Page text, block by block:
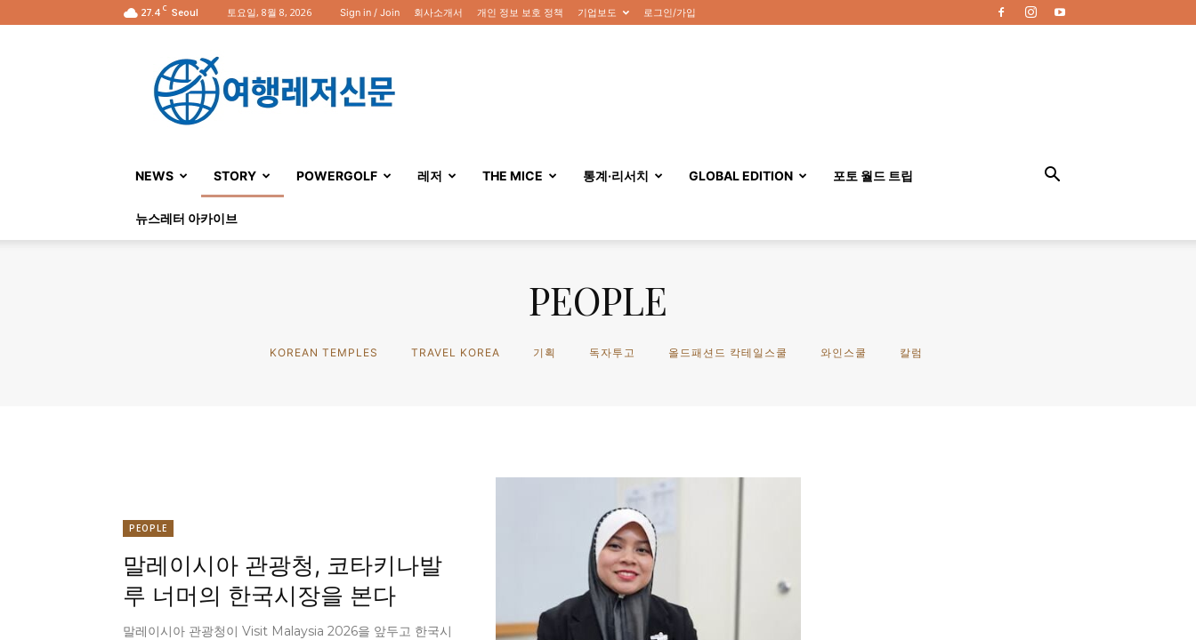
27.4 C Seoul 토요일, 8월 8, 2026 Sign in / Join 회사소개서 개인 정보 보호 정책 기업보도 로그인/가입
행
레
NEWS
STORY POWERGOLF 레저 THE MICE 통계·리서치 GLOBAL EDITION 포토 월드 트립
뉴스레터 아카이브
PEOPLE
KOREAN TEMPLES TRAVEL KOREA 기획 독자투고 올드패션드 칵테일스쿨 와인스쿨 칼럼
PEOPLE
말레이시아 관광청, 코타키나발
루 너머의 한국시장을 본다
말레이시아 관광청이 Visit Malaysia 2026을 앞두고 한국시